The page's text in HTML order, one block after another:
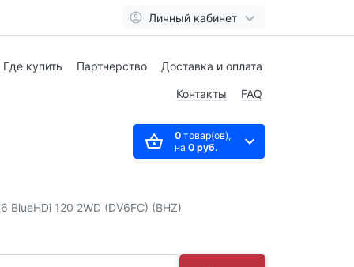
Личный кабинет
Где купить Партнерство Доставка и оплата
Контакты FAQ
0товар(ов),
на 0 руб.
BlueHDi 120 2WD (DV6FC) (BHZ)